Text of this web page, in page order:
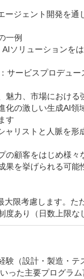
ージェント開発を
一例
AIソリューションを
サービスプロデュ
魅力、市場における
化の激しい生成AI
す
ャリストと人脈を
の顧客をはじめ様
果を挙げられる可能
限考慮します。た
あり（日数上限な
験（設計・製造・テ
った主要プログラ